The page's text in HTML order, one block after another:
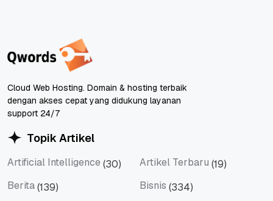
Cloud Web Hosting. Domain & hosting terbaik
dengan akses cepat yang didukung layanan
support 24/7
Topik Artikel
Artificial Intelligence (30) Artikel Terbaru (19)
Berita(139) Bisnis (334)